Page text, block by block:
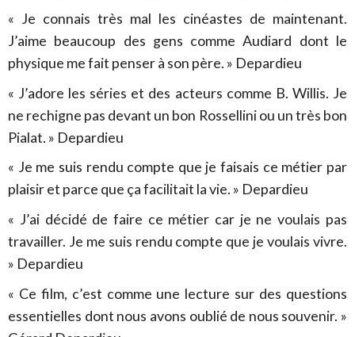
« Je connais très mal les cinéastes de maintenant.
J’aime beaucoup des gens comme Audiard dont le
physique me fait penser à son père. » Depardieu
« J’adore les séries et des acteurs comme B. Willis. Je
ne rechigne pas devant un bon Rossellini ou un très bon
Pialat. » Depardieu
« Je me suis rendu compte que je faisais ce métier par
plaisir et parce que ça facilitait la vie. » Depardieu
« J’ai décidé de faire ce métier car je ne voulais pas
travailler. Je me suis rendu compte que je voulais vivre.
» Depardieu
« Ce film, c’est comme une lecture sur des questions
essentielles dont nous avons oublié de nous souvenir. »